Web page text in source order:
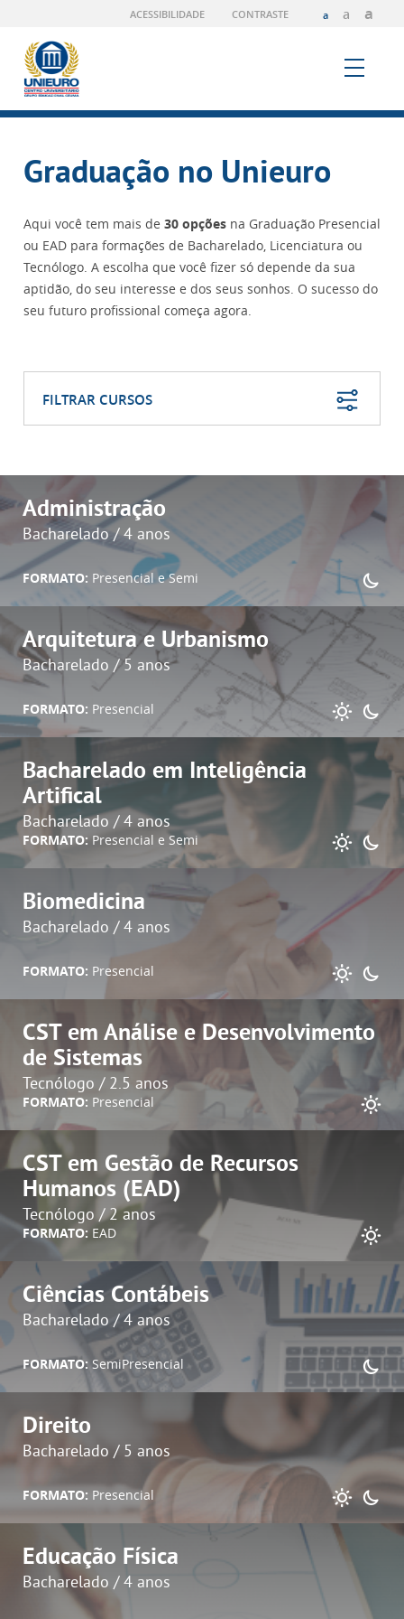
ACESSIBILIDADE CONTRASTE a a a
Graduação no Unieuro
Aqui você tem mais de 30 opções na Graduação Presencial
ou EAD para formações de Bacharelado, Licenciatura ou
Tecnólogo. A escolha que você fizer só depende da sua
aptidão, do seu interesse e dos seus sonhos. O sucesso do
seu futuro profissional começa agora.
FILTRAR CURSOS
Administração
Bacharelado / 4 anos
FORMATO: Presencial e Semi
Arquitetura e Urbanismo
Bacharelado / 5 anos
FORMATO: Presencial
Bacharelado em Inteligência
Artifical
Bacharelado / 4 anos
FORMATO: Presencial e Semi
Biomedicina
Bacharelado / 4 anos
FORMATO: Presencial
CST em Análise e Desenvolvimento
de Sistemas
Tecnólogo / 2.5 anos
FORMATO: Presencial
CST em Gestão de Recursos
Humanos (EAD)
Tecnólogo / 2 anos
FORMATO: EAD
Ciências Contábeis
Bacharelado / 4 anos
FORMATO:SemiPresencial
Direito
Bacharelado / 5 anos
FORMATO: Presencial
Educação Física
Bacharelado / 4 anos